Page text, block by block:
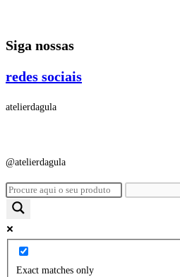
o
Siga nossas
redes sociais
atelierdagula
@atelierdagula
Exact matches only